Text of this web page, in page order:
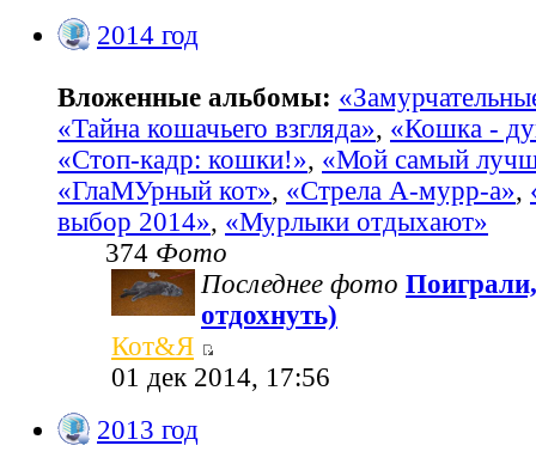
2014 год
Вложенные альбомы:
«Тайна кошачьего взгляда», «Кошка -
«Стоп-кадр: кошки!», «Мой самый
«ГлаМУрный кот», «Стрела А-мурр-а»,
выбор 2014», «Мурлыки отдыхают»
374 Фото
Последнее фото
отдохнуть)
Кот&Я
01 дек 2014, 17:56
2013 год